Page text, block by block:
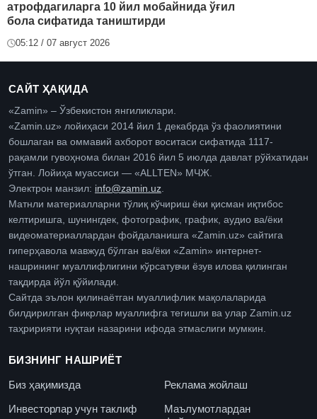
атрофдагиларга 10 йил мобайнида ўғил
бола сифатида таништирди
05:12 / 07 август 2026
САЙТ ҲАҚИДА
«Zamin» – Ўзбекистон янгиликлари.
«Zamin.uz» лойиҳаси 2014 йил 1 декабрда ўз фаолиятини
бошлаган ва оммавий ахборот воситаси сифатида 1117-
рақамли гувоҳнома билан 2016 йил 5 июлда давлат рўйхатидан
ўтган. Лойиҳа муассиси — «ALLTEN» МЧЖ.
Электрон манзил: info@zamin.uz.
Матнли материалларни тўлиқ кўчириш ёки қисман иқтибос
келтиришга, шунингдек, фотографик, график, аудио ва/ёки
видеоматериаллардан фойдаланишга «Zamin.uz» сайтига
гиперҳавола мавжуд бўлган ва/ёки «Zamin» интернет-
нашрининг муаллифлигини кўрсатувчи ёзув илова қилинган
тақдирда йўл қўйилади.
Сайтда эълон қилинаётган муаллифлик мақолаларида
билдирилган фикрлар муаллифга тегишли ва улар Zamin.uz
таҳририяти нуқтаи назарини ифода этмаслиги мумкин.
БИЗНИНГ НАШРИЁТ
Биз ҳақимизда
Реклама жойлаш
Инвесторлар учун таклиф
Маълумотлардан